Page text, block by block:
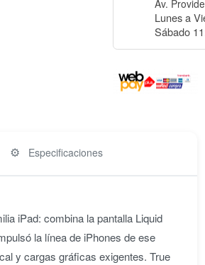
Av.
Lunes a
Sábado
⚙️ Especificaciones
iPad: combina la pantalla Liquid
la línea de iPhones de ese
y cargas gráficas exigentes. True